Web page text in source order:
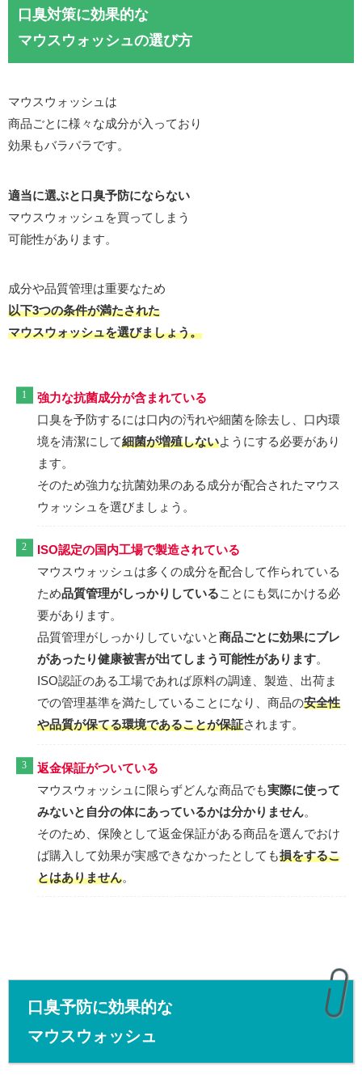
口臭対策に効果的な
マウスウォッシュの選び方
マウスウォッシュは
商品ごとに様々な成分が入っており
効果もバラバラです。
適当に選ぶと口臭予防にならない
マウスウォッシュを買ってしまう
可能性があります。
成分や品質管理は重要なため
以下3つの条件が満たされた
マウスウォッシュを選びましょう。
強力な抗菌成分が含まれている
口臭を予防するには口内の汚れや細菌を除去し、口内環
境を清潔にして細菌が増殖しないようにする必要があり
ます。
そのため強力な抗菌効果のある成分が配合されたマウス
ウォッシュを選びましょう。
ISO認定の国内工場で製造されている
マウスウォッシュは多くの成分を配合して作られている
ため品質管理がしっかりしていることにも気にかける必
要があります。
品質管理がしっかりしていないと商品ごとに効果にブレ
があったり健康被害が出てしまう可能性があります。
ISO認証のある工場であれば原料の調達、製造、出荷ま
での管理基準を満たしていることになり、商品の安全性
や品質が保てる環境であることが保証されます。
返金保証がついている
マウスウォッシュに限らずどんな商品でも実際に使って
みないと自分の体にあっているかは分かりません。
そのため、保険として返金保証がある商品を選んでおけ
ば購入して効果が実感できなかったとしても損をするこ
とはありません。
口臭予防に効果的な
マウスウォッシュ